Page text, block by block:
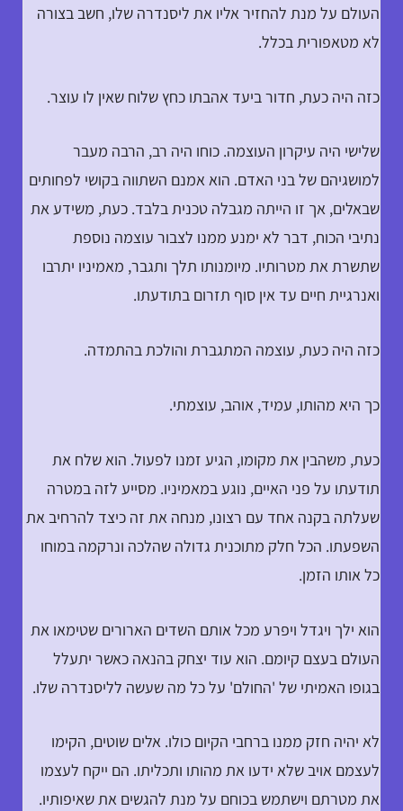
העולם על מנת להחזיר אליו את ליסנדרה שלו, חשב בצורה
לא מטאפורית בכלל.
כזה היה כעת, חדור ביעד אהבתו כחץ שלוח שאין לו עוצר.
שלישי היה עיקרון העוצמה. כוחו היה רב, הרבה מעבר
למושגיהם של בני האדם. הוא אמנם השתווה בקושי לפחותים
שבאלים, אך זו הייתה מגבלה טכנית בלבד. כעת, משידע את
נתיבי הכוח, דבר לא ימנע ממנו לצבור עוצמה נוספת
שתשרת את מטרותיו. מיומנותו תלך ותגבר, מאמיניו יתרבו
ואנרגיית חיים עד אין סוף תזרום בתודעתו.
כזה היה כעת, עוצמה המתגברת והולכת בהתמדה.
כך היא מהותו, עמיד, אוהב, עוצמתי.
כעת, משהבין את מקומו, הגיע זמנו לפעול. הוא שלח את
תודעתו על פני האיים, נוגע במאמיניו. מסייע לזה במטרה
שעלתה בקנה אחד עם רצונו, מנחה את זה כיצד להרחיב את
השפעתו. הכל חלק מתוכנית גדולה שהלכה ונרקמה במוחו
כל אותו הזמן.
הוא ילך ויגדל ויפרע מכל אותם השדים הארורים שטימאו את
העולם בעצם קיומם. הוא עוד יצחק בהנאה כאשר יתעלל
בגופו האמיתי של 'החולם' על כל מה שעשה לליסנדרה שלו.
לא יהיה חזק ממנו ברחבי הקיום כולו. אלים שוטים, הקימו
לעצמם אויב שלא ידעו את מהותו ותכליתו. הם ייקח לעצמו
את מטרתם וישתמש בכוחם על מנת להגשים את שאיפותיו.